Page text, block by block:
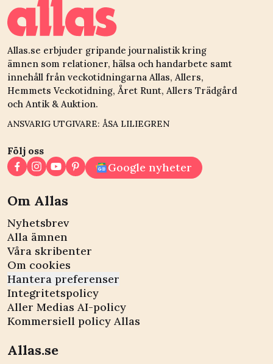
Allas.se erbjuder gripande journalistik kring
ämnen som relationer, hälsa och handarbete samt
innehåll från veckotidningarna Allas, Allers,
Hemmets Veckotidning, Året Runt, Allers Trädgård
och Antik & Auktion.
ANSVARIG UTGIVARE: ÅSA LILIEGREN
Följ oss
Google nyheter
Om Allas
Nyhetsbrev
Alla ämnen
Våra skribenter
Om cookies
Hantera preferenser
Integritetspolicy
Aller Medias AI-policy
Kommersiell policy Allas
Allas.se